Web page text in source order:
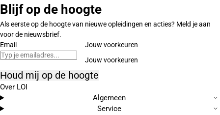
Blijf op de hoogte
Als eerste op de hoogte van nieuwe opleidingen en acties? Meld je aan
voor de nieuwsbrief.
Email
Jouw voorkeuren
Houd mij op de hoogte
Over LOI
Algemeen
Service